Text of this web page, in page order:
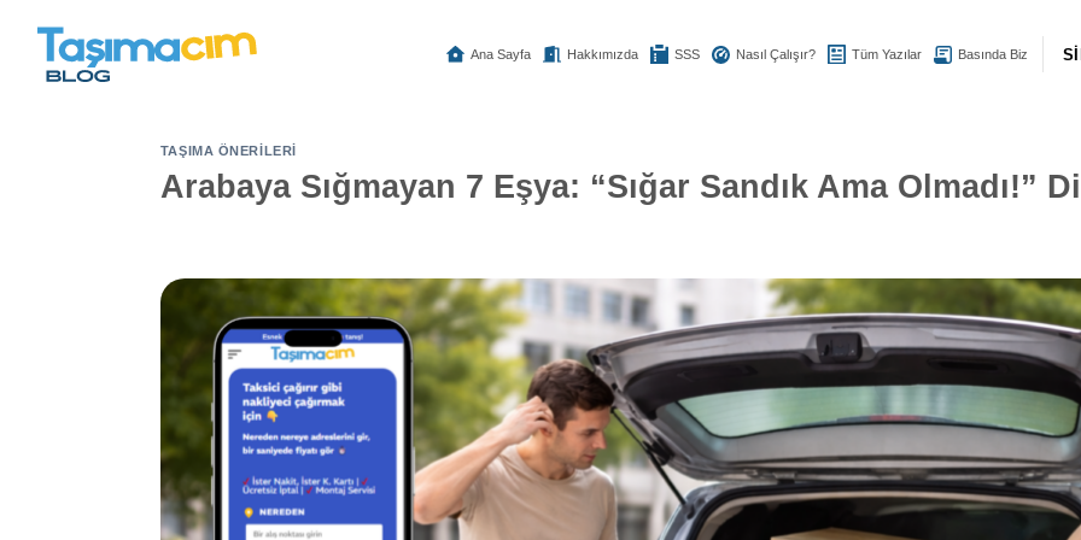
Ana Sayfa Hakkımızda SSS Nasıl Çalışır? Tüm Yazılar Basında Biz
TAŞIMA ÖNERILERI
Arabaya Sığmayan 7 Eşya: “Sığar Sandık Ama Olmadı!”